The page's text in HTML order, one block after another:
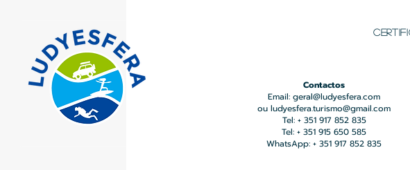
Contactos
Email: geral@ludyesfera.com
ou ludyesfera.turismo@gmail.com
Tel: + 351 917 852 835
Tel: + 351 915 650 585
WhatsApp: + 351 917 852 835